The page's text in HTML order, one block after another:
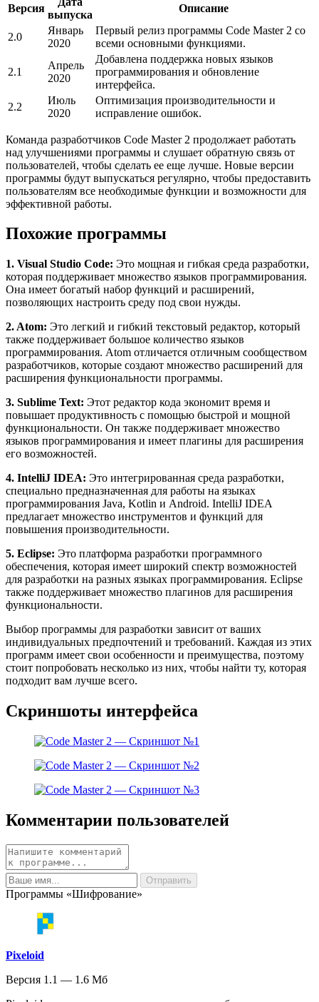
Версия
выпуска
Описание
2.0
Январь
2020
Первый релиз программы Code Master 2 со
всеми основными функциями.
2.1
Апрель
2020
Добавлена поддержка новых языков
программирования и обновление
интерфейса.
2.2
Июль
2020
Оптимизация производительности и
исправление ошибок.
Команда разработчиков Code Master 2 продолжает работать
над улучшениями программы и слушает обратную связь от
пользователей, чтобы сделать ее еще лучше. Новые версии
программы будут выпускаться регулярно, чтобы предоставить
пользователям все необходимые функции и возможности для
эффективной работы.
Похожие программы
1. Visual Studio Code: Это мощная и гибкая среда разработки,
которая поддерживает множество языков программирования.
Она имеет богатый набор функций и расширений,
позволяющих настроить среду под свои нужды.
2. Atom: Это легкий и гибкий текстовый редактор, который
также поддерживает большое количество языков
программирования. Atom отличается отличным сообществом
разработчиков, которые создают множество расширений для
расширения функциональности программы.
3. Sublime Text: Этот редактор кода экономит время и
повышает продуктивность с помощью быстрой и мощной
функциональности. Он также поддерживает множество
языков программирования и имеет плагины для расширения
его возможностей.
4. IntelliJ IDEA: Это интегрированная среда разработки,
специально предназначенная для работы на языках
программирования Java, Kotlin и Android. IntelliJ IDEA
предлагает множество инструментов и функций для
повышения производительности.
5. Eclipse: Это платформа разработки программного
обеспечения, которая имеет широкий спектр возможностей
для разработки на разных языках программирования. Eclipse
также поддерживает множество плагинов для расширения
функциональности.
Выбор программы для разработки зависит от ваших
индивидуальных предпочтений и требований. Каждая из этих
программ имеет свои особенности и преимущества, поэтому
стоит попробовать несколько из них, чтобы найти ту, которая
подходит вам лучше всего.
Скриншоты интерфейса
Комментарии пользователей
Программы «Шифрование»
Pixeloid
Версия 1.1 — 1.6 Мб